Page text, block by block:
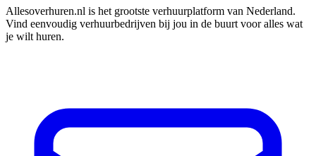
Allesoverhuren.nl is het grootste verhuurplatform van Nederland.
Vind eenvoudig verhuurbedrijven bij jou in de buurt voor alles wat
je wilt huren.